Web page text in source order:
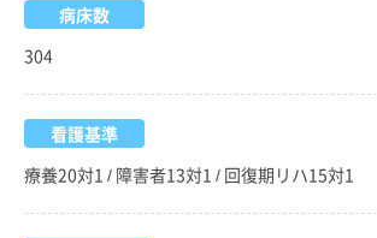
病床数
304
看護基準
療養20対1 / 障害者13対1 / 回復期リハ15対1